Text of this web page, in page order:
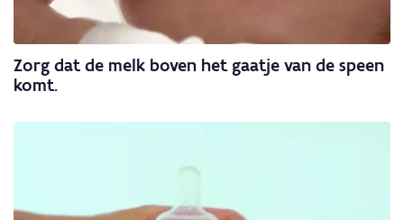
Zorg dat de melk boven het gaatje van de speen
komt.